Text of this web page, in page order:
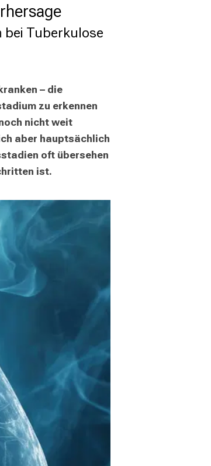
bei Tuberkulose
– die
zu erkennen
nicht weit
aber hauptsächlich
oft übersehen
ist.